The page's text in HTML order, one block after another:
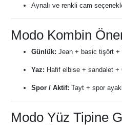
Aynalı ve renkli cam
Modo Kombin
Günlük: Jean + basic tişört +
Yaz: Hafif elbise + sandalet
Spor / Aktif: Tayt + spor
Modo Yüz Tipine